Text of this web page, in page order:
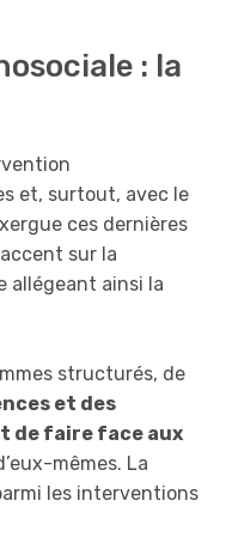
: la
et, surtout, avec le
ces dernières
sur la
allégeant ainsi la
structurés, de
et des
de faire face aux
mêmes. La
les interventions